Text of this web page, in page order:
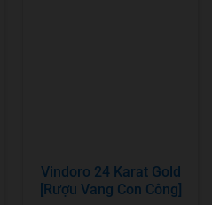
Vindoro 24 Karat Gold
[Rượu Vang Con Công]